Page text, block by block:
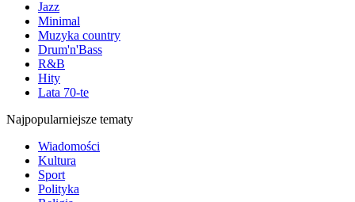
Jazz
Minimal
Muzyka country
Drum'n'Bass
R&B
Hity
Lata 70-te
Najpopularniejsze tematy
Wiadomości
Kultura
Sport
Polityka